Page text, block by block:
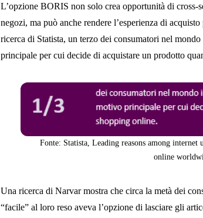
L’opzione BORIS non solo crea opportunità di
negozi, ma può anche rendere l’esperienza di
ricerca di Statista, un terzo dei consumatori nel
principale per cui decide di acquistare un prodotto
Fonte: Statista, Leading reasons among
online
Una ricerca di Narvar mostra che circa la metà dei
“facile” al loro reso aveva l’opzione di lasciare gli